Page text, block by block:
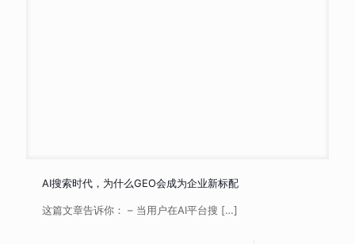
AI搜索时代，为什么GEO会成为企业新标配
这篇文章告诉你： – 当用户在AI平台搜 […]